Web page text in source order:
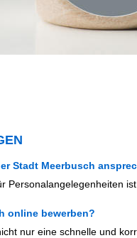
Stadt Meerbusch
Personalangelegenheiten ist
online bewerben?
nur eine schnelle und